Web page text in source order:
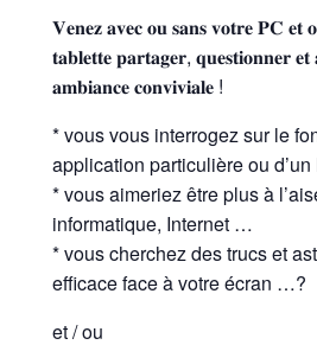
𝐕𝐞𝐧𝐞𝐳 𝐚𝐯𝐞𝐜 𝐨𝐮 𝐬𝐚𝐧𝐬 𝐯𝐨𝐭𝐫𝐞 𝐏𝐂 𝐞𝐭
𝐭𝐚𝐛𝐥𝐞𝐭𝐭𝐞 𝐩𝐚𝐫𝐭𝐚𝐠𝐞𝐫, 𝐪𝐮𝐞𝐬𝐭𝐢𝐨𝐧𝐧𝐞𝐫
𝐚𝐦𝐛𝐢𝐚𝐧𝐜𝐞 𝐜𝐨𝐧𝐯𝐢𝐯𝐢𝐚𝐥𝐞 !
* vous vous interrogez sur le
application particulière ou
* vous aimeriez être plus à
informatique, Internet …
* vous cherchez des trucs et
efficace face à votre écran …?
et / ou